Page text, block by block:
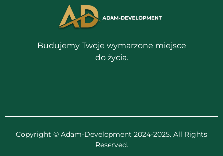
Budujemy Twoje wymarzone miejsce
do życia.
Copyright © Adam-Development 2024-2025. All Rights
Reserved.